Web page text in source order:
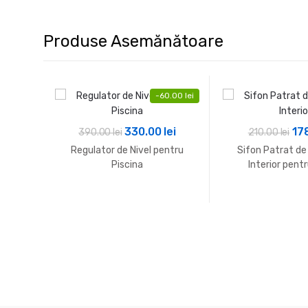
Produse Asemănătoare
-60.00 lei
390.00lei Prețul
inițial
a
330.00 leiPrețul
curent
Regulator de Nivel pentru
Piscina
210.00lei
a
Sifon Patrat de
Interior